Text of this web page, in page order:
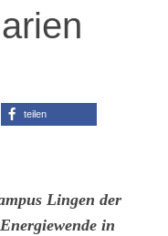
teilen
Lingen der
in